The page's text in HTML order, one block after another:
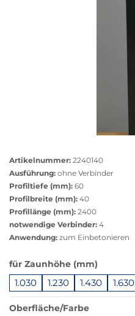
anzeigen
Artikelnummer: 2240140
Ausführung: ohne Verbinder
Profiltiefe (mm): 60
Profilbreite (mm): 40
Profillänge (mm): 2400
notwendige Verbinder: 4
Anwendung: zum Einbetonieren
Das
ist
in
dieser
für Zaunhöhe (mm)
1.030 1.230 1.430 1.630
Oberfläche/Farbe